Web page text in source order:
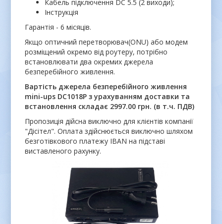
Кабель підключення DC 5.5 (2 виходи);
Інструкція
Гарантія - 6 місяців.
Якщо оптичний перетворювач(ONU) або модем
розміщений окремо від роутеру, потрібно
встановлювати два окремих джерела
безперебійного живлення.
Вартість джерела безперебійного живлення
mini-ups DC1018P з урахуванням доставки та
встановлення складає 2997.00 грн. (в т.ч. ПДВ)
Пропозиція дійсна виключно для клієнтів компанії
"Дісітел". Оплата здійснюється виключно шляхом
безготівкового платежу IBAN на підставі
виставленого рахунку.